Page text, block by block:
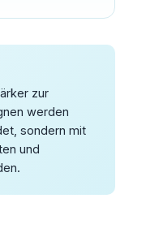
zur
werden
sondern mit
und